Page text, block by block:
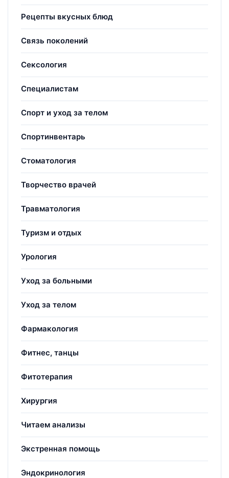
Рецепты вкусных блюд
Связь поколений
Сексология
Специалистам
Спорт и уход за телом
Спортинвентарь
Стоматология
Творчество врачей
Травматология
Туризм и отдых
Урология
Уход за больными
Уход за телом
Фармакология
Фитнес, танцы
Фитотерапия
Хирургия
Читаем анализы
Экстренная помощь
Эндокринология